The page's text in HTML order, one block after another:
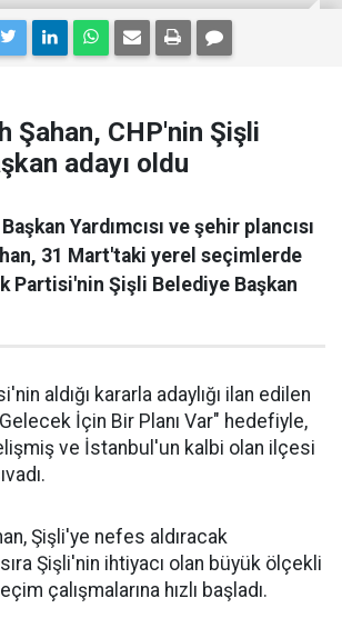
Şahan, CHP'nin Şişli
adayı oldu
Yardımcısı ve şehir plancısı
31 Mart'taki yerel seçimlerde
Partisi'nin Şişli Belediye Başkan
aldığı kararla adaylığı ilan edilen
İçin Bir Planı Var" hedefiyle,
ve İstanbul'un kalbi olan ilçesi
Şişli'ye nefes aldıracak
Şişli'nin ihtiyacı olan büyük ölçekli
çalışmalarına hızlı başladı.